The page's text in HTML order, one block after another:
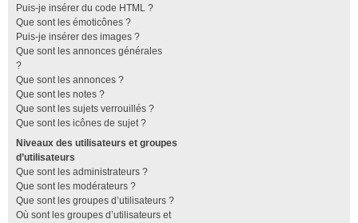
Puis-je insérer du code HTML ?
Que sont les émoticônes ?
Puis-je insérer des images ?
Que sont les annonces générales
?
Que sont les annonces ?
Que sont les notes ?
Que sont les sujets verrouillés ?
Que sont les icônes de sujet ?
Niveaux des utilisateurs et groupes
d’utilisateurs
Que sont les administrateurs ?
Que sont les modérateurs ?
Que sont les groupes d’utilisateurs ?
Où sont les groupes d’utilisateurs et